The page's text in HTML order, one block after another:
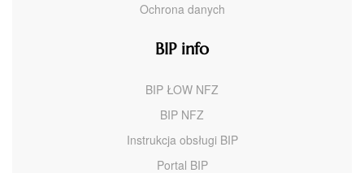
Ochrona danych
BIP info
BIP ŁOW NFZ
BIP NFZ
Instrukcja obsługi BIP
Portal BIP